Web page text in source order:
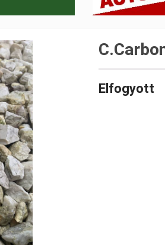
Elfogyott